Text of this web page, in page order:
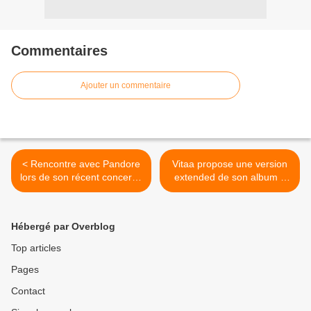
Commentaires
Ajouter un commentaire
< Rencontre avec Pandore
lors de son récent concert à
La Dame De Canton !
Vitaa propose une version
extended de son album «
J4M » ! >
Hébergé par Overblog
Top articles
Pages
Contact